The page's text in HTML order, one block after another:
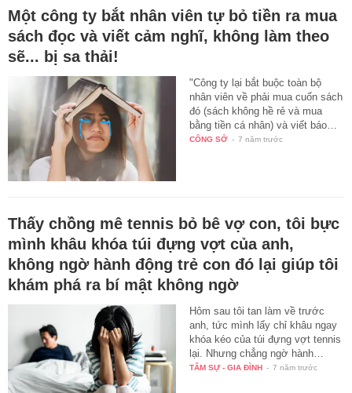
Một công ty bắt nhân viên tự bỏ tiền ra mua
sách đọc và viết cảm nghĩ, không làm theo
sẽ... bị sa thải!
"Công ty lại bắt buộc toàn bộ
nhân viên về phải mua cuốn sách
đó (sách không hề rẻ và mua
bằng tiền cá nhân) và viết báo…
CÔNG SỞ - 7 năm trước
Thấy chồng mê tennis bỏ bê vợ con, tôi bực
mình khâu khóa túi đựng vợt của anh,
không ngờ hành động trẻ con đó lại giúp tôi
khám phá ra bí mật không ngờ
Hôm sau tôi tan làm về trước
anh, tức mình lấy chỉ khâu ngay
khóa kéo của túi đựng vợt tennis
lại. Nhưng chẳng ngờ hành…
TÂM SỰ - GIA ĐÌNH - 7 năm trước